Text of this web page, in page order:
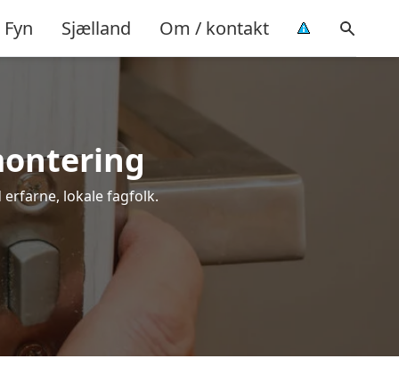
Fyn Sjælland Om / kontakt
erfarne, lokale fagfolk.